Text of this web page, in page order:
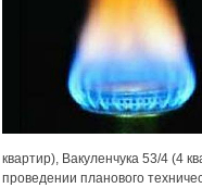
квартир), Вакуленчука 53/4 (4
проведении планового